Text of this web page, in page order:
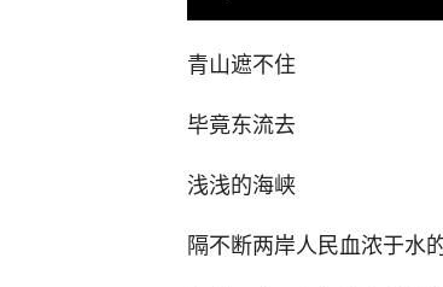
青山遮不住
毕竟东流去
浅浅的海峡
隔不断两岸人民血浓于水